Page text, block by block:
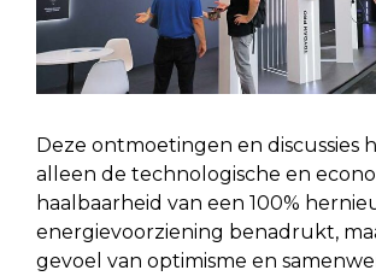
Deze ontmoetingen en discussies
alleen de technologische en
haalbaarheid van een 100%
energievoorziening benadrukt,
gevoel van optimisme en